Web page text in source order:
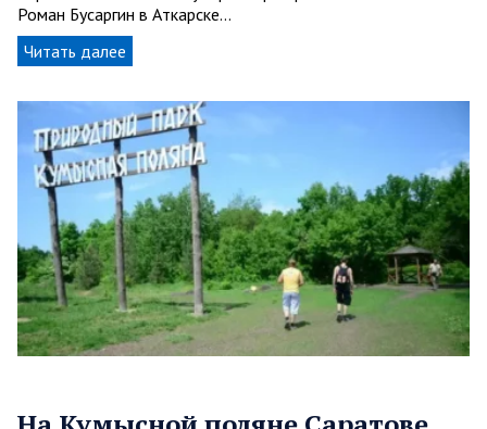
Роман Бусаргин в Аткарске…
Читать далее